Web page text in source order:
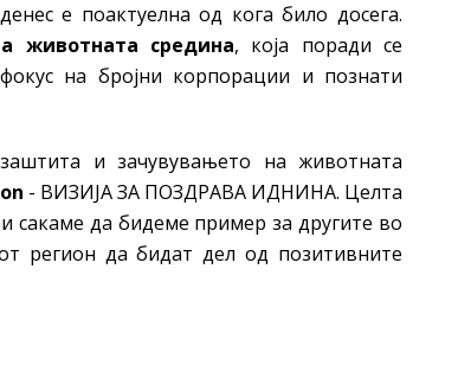
е поактуелна од кога било досега.
животната средина, која поради се
на бројни корпорации и познати
и зачувувањето на животната
- ВИЗИЈА ЗА ПОЗДРАВА ИДНИНА. Целта
сакаме да бидеме пример за другите во
регион да бидат дел од позитивните